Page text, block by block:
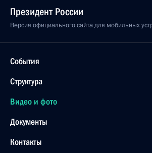
Президент России
Версия официального сайта для мобильных
События
Структура
Видео и фото
Документы
Контакты